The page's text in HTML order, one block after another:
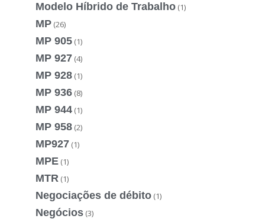
Modelo Híbrido de Trabalho (1)
MP (26)
MP 905 (1)
MP 927 (4)
MP 928 (1)
MP 936 (8)
MP 944 (1)
MP 958 (2)
MP927 (1)
MPE (1)
MTR (1)
Negociações de débito (1)
Negócios (3)